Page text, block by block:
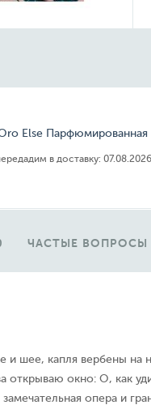
Else Парфюмированная
в доставку: 07.08.2026
ЧАСТЫЕ ВОПРОСЫ
и шее, капля вербены на
открываю окно: О, как
опера и